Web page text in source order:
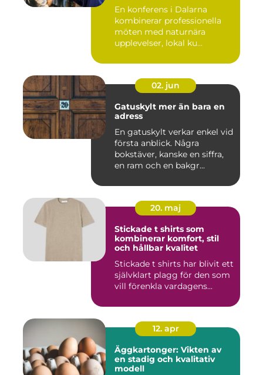
En konferens i Dalarna
kombinerar professionella
möten med naturnära
upplevelser, lokal ku...
02. jun
Gatuskylt mer än bara en
adress
En gatuskylt verkar enkel vid
första anblick. Några
bokstäver, kanske en siffra,
en ram och en bakgr...
20. maj
Stickade t shirts som
kombinerar komfort, stil
och hållbar kvalitet
Stickade t shirts har blivit ett
självklart plagg för den som
vill förenkla vardagens...
12. apr
Äggkartonger: Vikten av
en stadig och kvalitativ
modell